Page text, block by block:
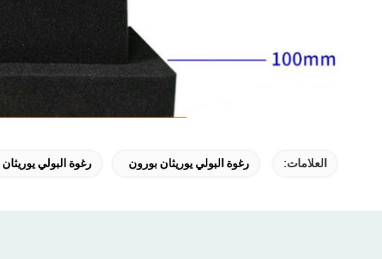
العلامات: رغوة البولي يوريثان بورون رغوة البولي يوريثان